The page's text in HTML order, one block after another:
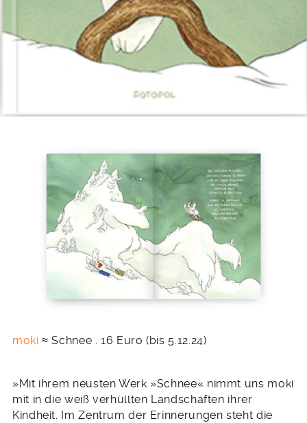
moki≈ Schnee . 16 Euro (bis 5.12.24)
»Mit ihrem neusten Werk »Schnee« nimmt uns moki
mit in die weiß verhüllten Landschaften ihrer
Kindheit. Im Zentrum der Erinnerungen steht die